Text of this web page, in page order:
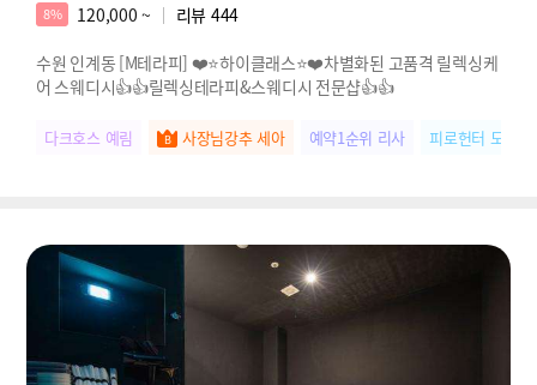
8% 120,000 ~ 리뷰 444
수원 인계동 [M테라피] ❤️⭐하이클래스⭐❤️차별화된 고품격 릴렉싱케
어 스웨디시👍👍릴렉싱테라피&스웨디시 전문샵👍👍
다크호스 예림 사장님강추 세아 예약1순위 리사 피로헌터 도희